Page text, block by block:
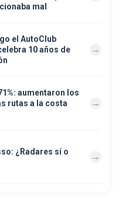
mal
el AutoClub
10 años de
aumentaron los
rutas a la costa
¿Radares sí o